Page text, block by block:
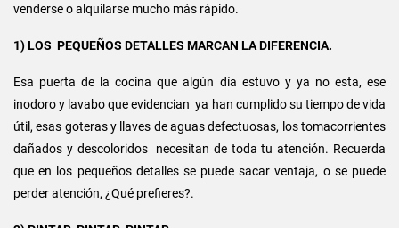
venderse o alquilarse mucho más rápido.
1) LOS PEQUEÑOS DETALLES MARCAN LA DIFERENCIA.
Esa puerta de la cocina que algún día estuvo y ya no esta, ese
inodoro y lavabo que evidencian ya han cumplido su tiempo de vida
útil, esas goteras y llaves de aguas defectuosas, los tomacorrientes
dañados y descoloridos necesitan de toda tu atención. Recuerda
que en los pequeños detalles se puede sacar ventaja, o se puede
perder atención, ¿Qué prefieres?.